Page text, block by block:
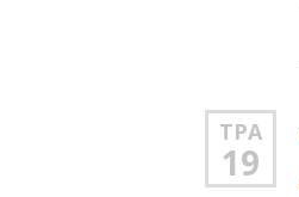
ТРА
19